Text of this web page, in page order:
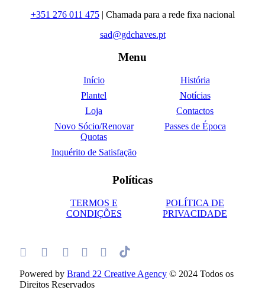
+351 276 011 475| Chamada para a rede fixa nacional
sad@gdchaves.pt
Menu
Início
História
Plantel
Notícias
Loja
Contactos
Novo Sócio/Renovar
Quotas
Passes de Época
Inquérito de Satisfação
Políticas
TERMOS E
CONDIÇÕES
POLÍTICA DE
PRIVACIDADE
Powered by Brand 22 Creative Agency © 2024 Todos os
Direitos Reservados